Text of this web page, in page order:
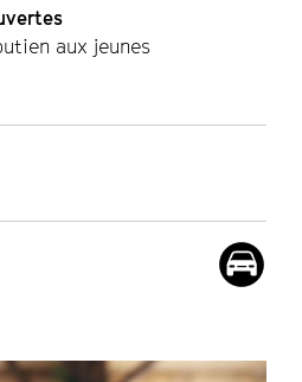
aux jeunes